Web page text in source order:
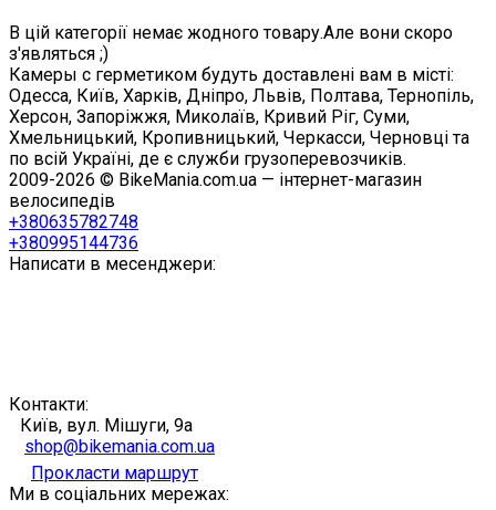
В цій категорії немає жодного товару.Але вони скоро
з'являться ;)
Камеры с герметиком будуть доставлені вам в місті:
Одесса, Київ, Харків, Дніпро, Львів, Полтава, Тернопіль,
Херсон, Запоріжжя, Миколаїв, Кривий Ріг, Суми,
Хмельницький, Кропивницький, Черкасси, Черновці та
по всій Україні, де є служби грузоперевозчиків.
2009-2026 © BikeMania.com.ua — інтернет-магазин
велосипедів
+380635782748
+380995144736
Написати в месенджери:
Контакти:
Київ, вул. Мішуги, 9а
shop@bikemania.com.ua
Прокласти маршрут
Ми в соціальних мережах: